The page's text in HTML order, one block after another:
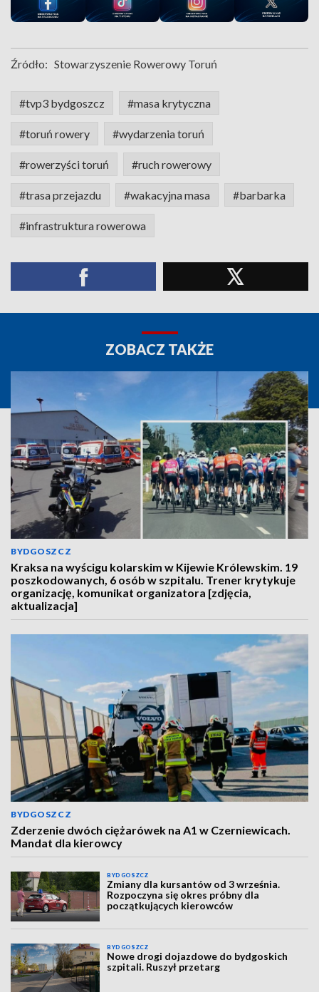
Źródło: Stowarzyszenie Rowerowy Toruń
#tvp3 bydgoszcz #masa krytyczna
#toruń rowery #wydarzenia toruń
#rowerzyści toruń #ruch rowerowy
#trasa przejazdu #wakacyjna masa #barbarka
#infrastruktura rowerowa
ZOBACZ TAKŻE
BYDGOSZCZ
Kraksa na wyścigu kolarskim w Kijewie Królewskim. 19
poszkodowanych, 6 osób w szpitalu. Trener krytykuje
organizację, komunikat organizatora [zdjęcia,
aktualizacja]
BYDGOSZCZ
Zderzenie dwóch ciężarówek na A1 w Czerniewicach.
Mandat dla kierowcy
BYDGOSZCZ
Zmiany dla kursantów od 3 września.
Rozpoczyna się okres próbny dla
początkujących kierowców
BYDGOSZCZ
Nowe drogi dojazdowe do bydgoskich
szpitali. Ruszył przetarg